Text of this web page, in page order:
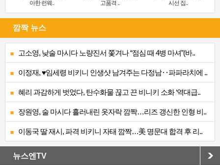
아한 런웨..
고품격 ..
시선 집..
깜짝 뉴스
고소영, 낮술 마시다 노량진서 쫓겨나 “점심 때 4병 마셔”(바..
이정재, ♥임세령 비키니 인생샷 남겨주는 다정남‥파파라치에 ..
혜리 과감하게 벗었다, 탄수화물 끊고 끈 비니키 소화 ‘역대급..
장원영, 술 마시다 흘러내린 옷자락 깜짝…리즈 갱신한 인형 비..
이동국 딸 재시, 파격 비키니 자태 깜짝…美 명문대 합격 후 리..
뉴스엔TV